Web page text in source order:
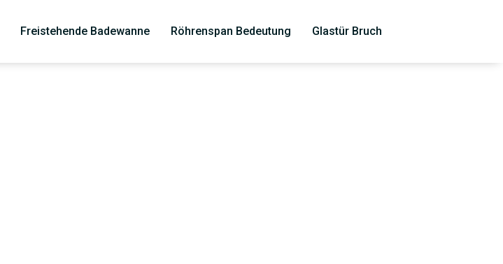
Freistehende Badewanne Röhrenspan Bedeutung Glastür Bruch